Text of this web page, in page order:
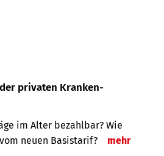
privaten Kranken­
im Alter bezahlbar? Wie
neuen Basistarif?
mehr